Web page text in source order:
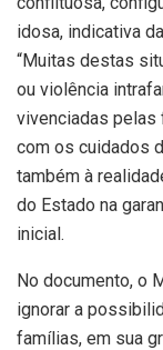
idosa, indicativa
“Muitas destas
ou violência
vivenciadas pelas
com os cuidados
também à
do Estado na
inicial.
No documento, o
ignorar a
famílias, em sua